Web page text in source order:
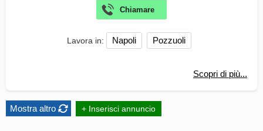
Lavora in: Napoli Pozzuoli
Scopri di più...
Mostra altro + Inserisci annuncio